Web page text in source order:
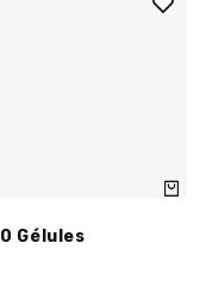
Gélules